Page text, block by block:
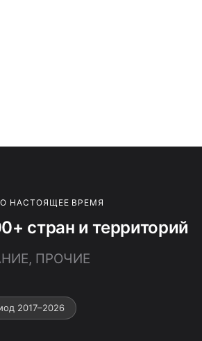
НАСТОЯЩЕЕ ВРЕМЯ
стран и территорий
ПРОЧИЕ
2017–2026